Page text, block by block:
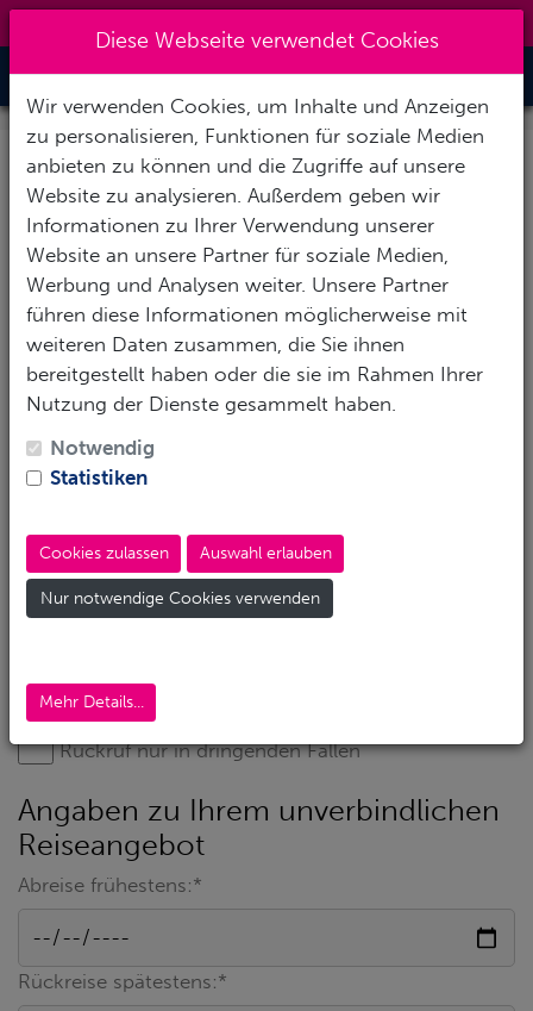
Toggle
Ihre Anfrage: Duyung
Baru
Vielen herzlichen Dank für Ihr Interesse! Um Ihnen
eine möglichst aussagekräftige Antwort zu geben,
füllen Sie das Formular mit Ihren Wünschen und
Eckdaten aus.
Rückruf nur in dringenden Fällen
Angaben zu Ihrem unverbindlichen
Reiseangebot
Abreise frühestens:*
Rückreise spätestens:*
Diese Webseite verwendet Cookies
Wir verwenden Cookies, um Inhalte und Anzeigen
zu personalisieren, Funktionen für soziale Medien
anbieten zu können und die Zugriffe auf unsere
Website zu analysieren. Außerdem geben wir
Informationen zu Ihrer Verwendung unserer
Website an unsere Partner für soziale Medien,
Werbung und Analysen weiter. Unsere Partner
führen diese Informationen möglicherweise mit
weiteren Daten zusammen, die Sie ihnen
bereitgestellt haben oder die sie im Rahmen Ihrer
Nutzung der Dienste gesammelt haben.
Notwendig
Statistiken
Cookies zulassen Auswahl erlauben
Nur notwendige Cookies verwenden
Mehr Details...